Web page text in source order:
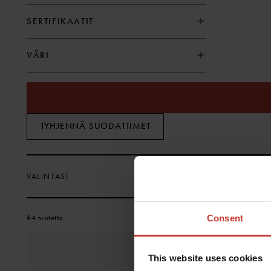
Consent
This website uses cookies
SERTIFIKAATIT
VÄRI
TYHJENNÄ SUODATTIMET
VALINTASI
64 tuotetta